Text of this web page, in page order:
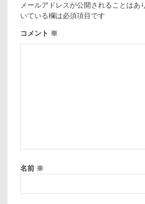
メールアドレスが公開されることはあ
いている欄は必須項目です
コメント ※
名前 ※